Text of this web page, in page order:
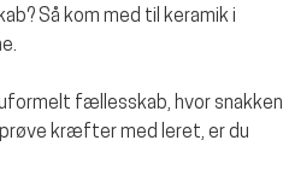
Så kom med til keramik i
fællesskab, hvor snakken
prøve kræfter med leret, er du